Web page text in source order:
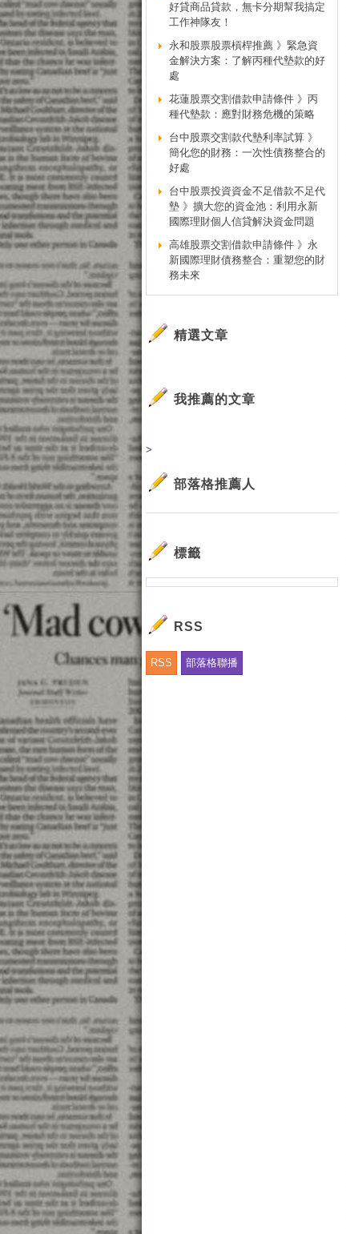
好貸商品貸款，無卡分期幫我搞定
工作神隊友！
永和股票股票槓桿推薦 》緊急資
金解決方案：了解丙種代墊款的好
處
花蓮股票交割借款申請條件 》丙
種代墊款：應對財務危機的策略
台中股票交割款代墊利率試算 》
簡化您的財務：一次性債務整合的
好處
台中股票投資資金不足借款不足代
墊 》擴大您的資金池：利用永新
國際理財個人信貸解決資金問題
高雄股票交割借款申請條件 》永
新國際理財債務整合：重塑您的財
務未來
精選文章
我推薦的文章
>
部落格推薦人
標籤
RSS
RSS 部落格聯播